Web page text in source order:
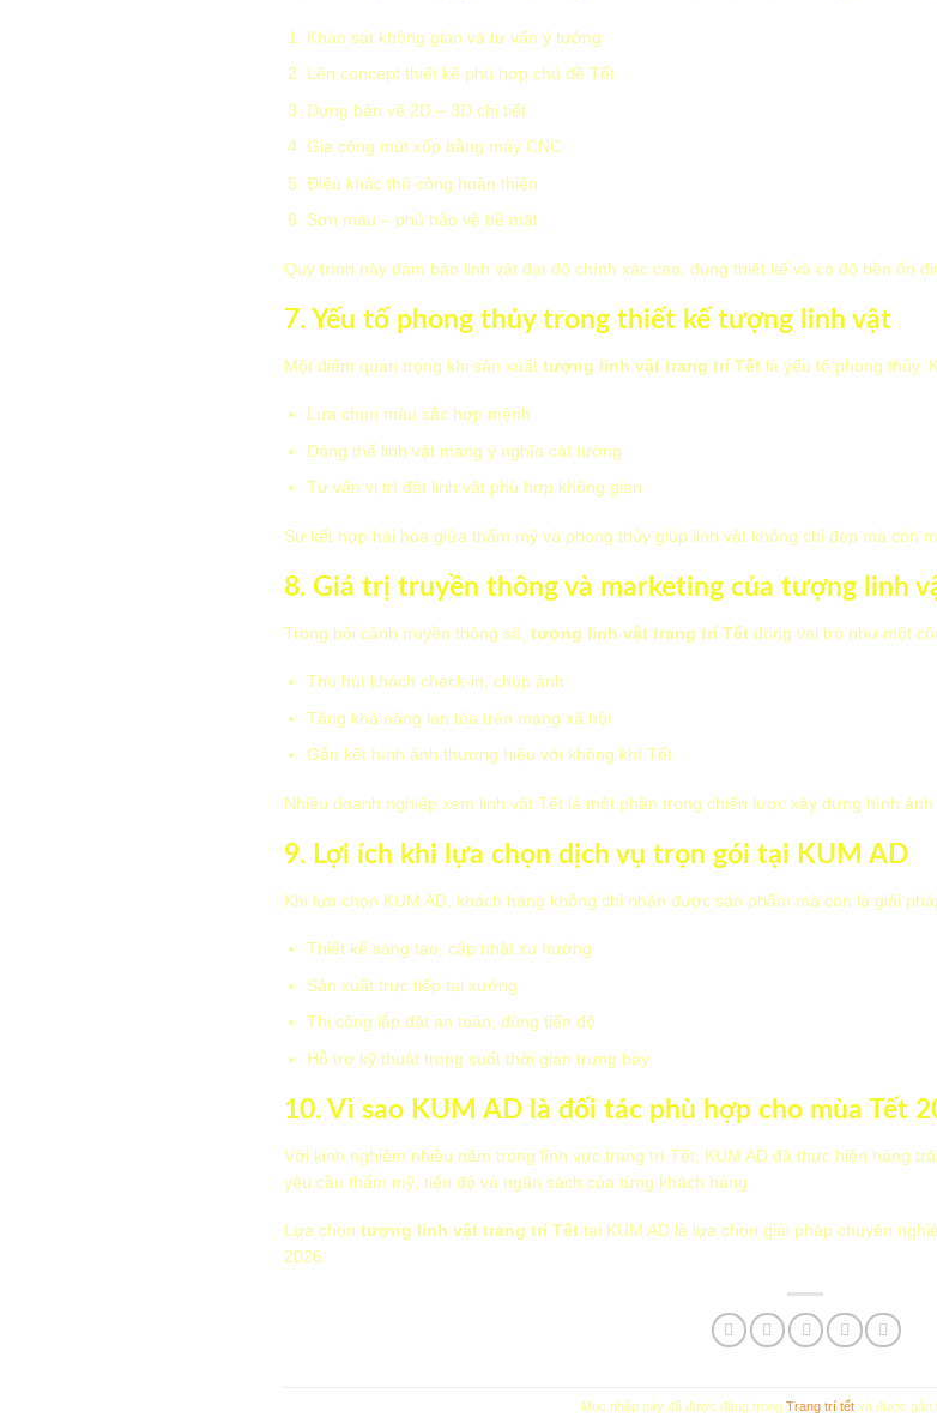
Khảo sát không gian và tư vấn ý tưởng
Lên concept thiết kế phù hợp chủ đề Tết
Dựng bản vẽ 2D – 3D chi tiết
Gia công mút xốp bằng máy CNC
Điêu khắc thủ công hoàn thiện
Sơn màu – phủ bảo vệ bề mặt
Quy trình này đảm bảo linh vật đạt độ chính xác cao, đúng thiết kế và có độ bền ổn
7. Yếu tố phong thủy trong thiết kế tượng linh vật
Một điểm quan trọng khi sản xuất tượng linh vật trang trí Tết là yếu tố phong thủy.
Lựa chọn màu sắc hợp mệnh
Dáng thế linh vật mang ý nghĩa cát tường
Tư vấn vị trí đặt linh vật phù hợp không gian
Sự kết hợp hài hòa giữa thẩm mỹ và phong thủy giúp linh vật không chỉ đẹp mà còn
8. Giá trị truyền thông và marketing của tượng linh
Trong bối cảnh truyền thông số, tượng linh vật trang trí Tết đóng vai trò như một
Thu hút khách check-in, chụp ảnh
Tăng khả năng lan tỏa trên mạng xã hội
Gắn kết hình ảnh thương hiệu với không khí Tết
Nhiều doanh nghiệp xem linh vật Tết là một phần trong chiến lược xây dựng hình
9. Lợi ích khi lựa chọn dịch vụ trọn gói tại KUM AD
Khi lựa chọn KUM AD, khách hàng không chỉ nhận được sản phẩm mà còn là giải
Thiết kế sáng tạo, cập nhật xu hướng
Sản xuất trực tiếp tại xưởng
Thi công lắp đặt an toàn, đúng tiến độ
Hỗ trợ kỹ thuật trong suốt thời gian trưng bày
10. Vì sao KUM AD là đối tác phù hợp cho mùa Tết
Với kinh nghiệm nhiều năm trong lĩnh vực trang trí Tết, KUM AD đã thực hiện hàng
yêu cầu thẩm mỹ, tiến độ và ngân sách của từng khách hàng.
Lựa chọn tượng linh vật trang trí Tết tại KUM AD là lựa chọn giải pháp chuyên
2026.
Mục nhập này đã được đăng trong Trang trí tết và được gắn